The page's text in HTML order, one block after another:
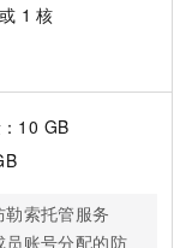
1 核
10 GB
勒索托管服务
员账号分配的防